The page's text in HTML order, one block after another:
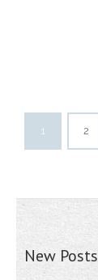
1 2
New Posts